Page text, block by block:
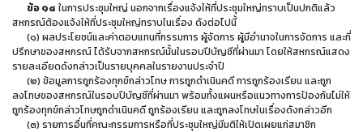
ข้อ ๑๔ ในการประชุมใหญ่ นอกจากเรื่องแจ้งให้ที่ประชุมใหญ่ทราบเป็นปกติแล้ว
สหกรณ์ต้องแจ้งให้ที่ประชุมใหญ่ทราบในเรื่อง ดังต่อไปนี้
(๑) ผลประโยชน์และค่าตอบแทนที่กรรมการ ผู้จัดการ ผู้มีอำนาจในการจัดการ และที่
ปรึกษาของสหกรณ์ ได้รับจากสหกรณ์นั้นในรอบปีบัญชีที่ผ่านมา โดยให้สหกรณ์แสดง
รายละเอียดดังกล่าวเป็นรายบุคคลในรายงานประจำปี
(๒) ข้อมูลการถูกร้องทุกข์กล่าวโทษ การถูกดำเนินคดี การถูกร้องเรียน และถูก
ลงโทษของสหกรณ์ในรอบปีบัญชีที่ผ่านมา พร้อมทั้งแผนหรือแนวทางการป้องกันไม่ให้
ถูกร้องทุกข์กล่าวโทษถูกดำเนินคดี ถูกร้องเรียน และถูกลงโทษในเรื่องดังกล่าวอีก
(๓) รายการอื่นที่คณะกรรมการหรือที่ประชุมใหญ่มีมติให้เปิดเผยแก่สมาชิก